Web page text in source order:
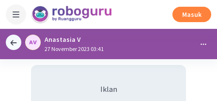
Masuk
Anastasia V
27 November 2023 03:41
Iklan